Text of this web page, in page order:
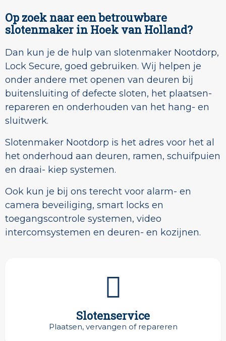
Op zoek naar een betrouwbare
slotenmaker in Hoek van Holland?
Dan kun je de hulp van slotenmaker Nootdorp,
Lock Secure, goed gebruiken. Wij helpen je
onder andere met openen van deuren bij
buitensluiting of defecte sloten, het plaatsen-
repareren en onderhouden van het hang- en
sluitwerk.
Slotenmaker Nootdorp is het adres voor het al
het onderhoud aan deuren, ramen, schuifpuien
en draai- kiep systemen.
Ook kun je bij ons terecht voor alarm- en
camera beveiliging, smart locks en
toegangscontrole systemen, video
intercomsystemen en deuren- en kozijnen.
Slotenservice
Plaatsen, vervangen of repareren